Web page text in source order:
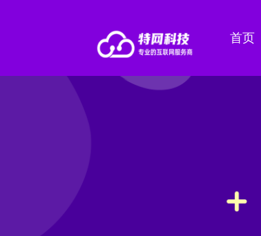
首页